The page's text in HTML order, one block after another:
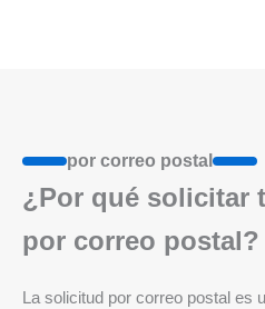
por correo postal
¿Por qué solicitar
por correo postal?
La solicitud por correo postal es